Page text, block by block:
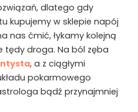
dlatego gdy
kupujemy w sklepie napój
nas ćmić, łykamy kolejną
tędy droga. Na ból zęba
, a z ciągłymi
pokarmowego
bądź przynajmniej